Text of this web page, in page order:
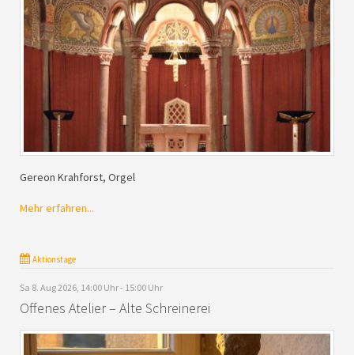
Gereon Krahforst, Orgel
Mehr erfahren...
Aktionstage
Sa 8. Aug 2026, 14:00 Uhr - 15:00 Uhr
Offenes Atelier – Alte Schreinerei